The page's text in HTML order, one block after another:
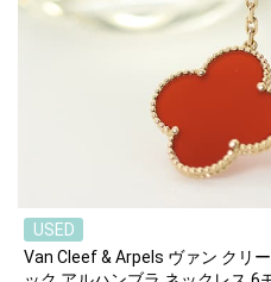
USED
Van Cleef & Arpels ヴァン クリ